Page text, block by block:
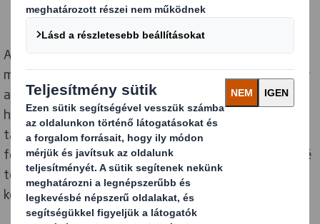
Azáltal, hogy a Brand Box a hagyományos postaláda
méretre igazított könnyedén küldhető postai úton. Így
azokhoz is eljut, akik esetleg nem tudják elhagyni a
házat. A Brand Box olyan régi, ismert márkákat
tartalmaz majd, amelyek segítik az emlékek
felidézését, pozitív emlékeket idéznek fel, és lehetővé
teszik a gondozók és az általuk gondozottak közötti
kötődést az igazán értékes emlékek révén.